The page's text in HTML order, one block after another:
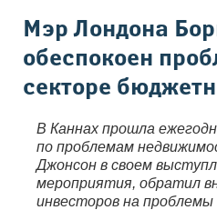
Вы здесь
Мэр Лондона
обеспокоен
секторе
В Каннах прошла
по проблемам
Джонсон в своем
мероприятия, обратил
инвесторов на проблемы